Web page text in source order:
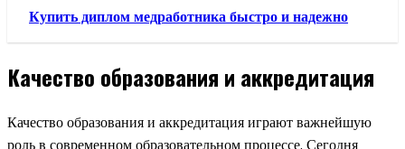
Купить диплом медработника быстро и надежно
Качество образования и аккредитация
Качество образования и аккредитация играют важнейшую
роль в современном образовательном процессе. Сегодня